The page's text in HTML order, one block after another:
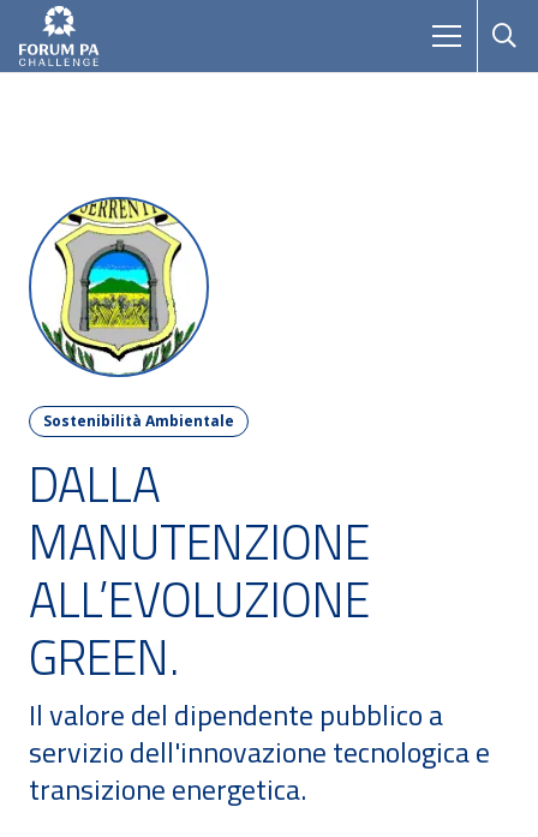
Sostenibilità Ambientale
DALLA
MANUTENZIONE
ALL’EVOLUZIONE
GREEN.
Il valore del dipendente pubblico a
servizio dell'innovazione tecnologica e
transizione energetica.